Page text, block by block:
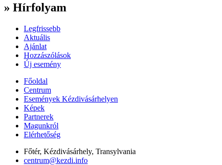
» Hírfolyam
Legfrissebb
Aktuális
Ajánlat
Hozzászólások
Új esemény
Főoldal
Centrum
Események Kézdivásárhelyen
Képek
Partnerek
Magunkról
Elérhetőség
Főtér, Kézdivásárhely, Transylvania
centrum@kezdi.info